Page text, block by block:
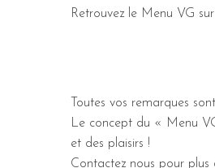
Retrouvez le Menu VG
Toutes vos remarques
Le concept du « Menu
et des plaisirs !
Contactez nous pour plus